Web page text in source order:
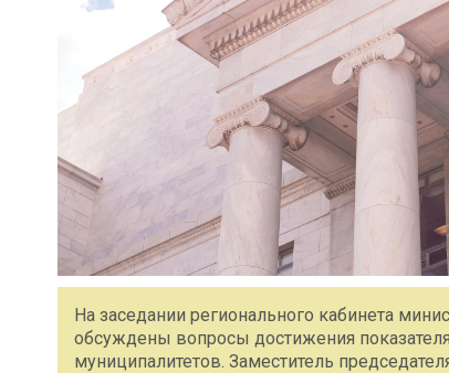
На заседании регионального кабинета
обсуждены вопросы достижения
муниципалитетов. Заместитель